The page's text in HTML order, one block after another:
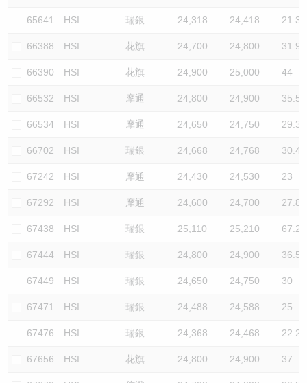
65641 HSI 瑞銀 24,318 24,418 21.3
66388 HSI 花旗 24,700 24,800 31.9
66390 HSI 花旗 24,900 25,000 44
66532 HSI 摩通 24,800 24,900 35.5
66534 HSI 摩通 24,650 24,750 29.3
66702 HSI 瑞銀 24,668 24,768 30.4
67242 HSI 摩通 24,430 24,530 23
67292 HSI 摩通 24,600 24,700 27.8
67438 HSI 瑞銀 25,110 25,210 67.2
67444 HSI 瑞銀 24,800 24,900 36.5
67449 HSI 瑞銀 24,650 24,750 30
67471 HSI 瑞銀 24,488 24,588 25
67476 HSI 瑞銀 24,368 24,468 22.2
67656 HSI 花旗 24,800 24,900 37